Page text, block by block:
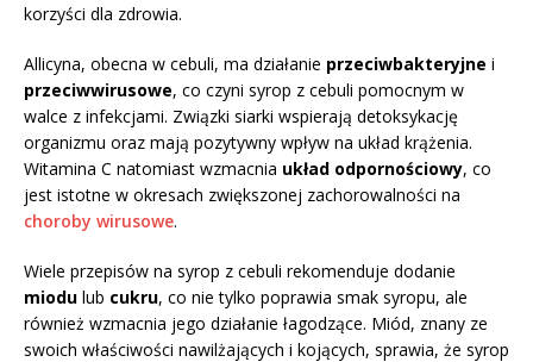
korzyści dla zdrowia.
Allicyna, obecna w cebuli, ma działanie przeciwbakteryjne i
przeciwwirusowe, co czyni syrop z cebuli pomocnym w
walce z infekcjami. Związki siarki wspierają detoksykację
organizmu oraz mają pozytywny wpływ na układ krążenia.
Witamina C natomiast wzmacnia układ odpornościowy, co
jest istotne w okresach zwiększonej zachorowalności na
choroby wirusowe.
Wiele przepisów na syrop z cebuli rekomenduje dodanie
miodu lub cukru, co nie tylko poprawia smak syropu, ale
również wzmacnia jego działanie łagodzące. Miód, znany ze
swoich właściwości nawilżających i kojących, sprawia, że syrop